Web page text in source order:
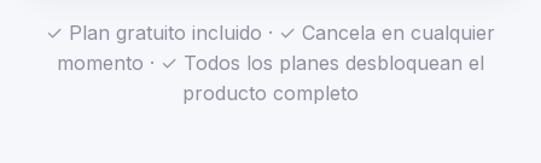
✓ Plan gratuito incluido · ✓ Cancela en cualquier
momento · ✓ Todos los planes desbloquean el
producto completo